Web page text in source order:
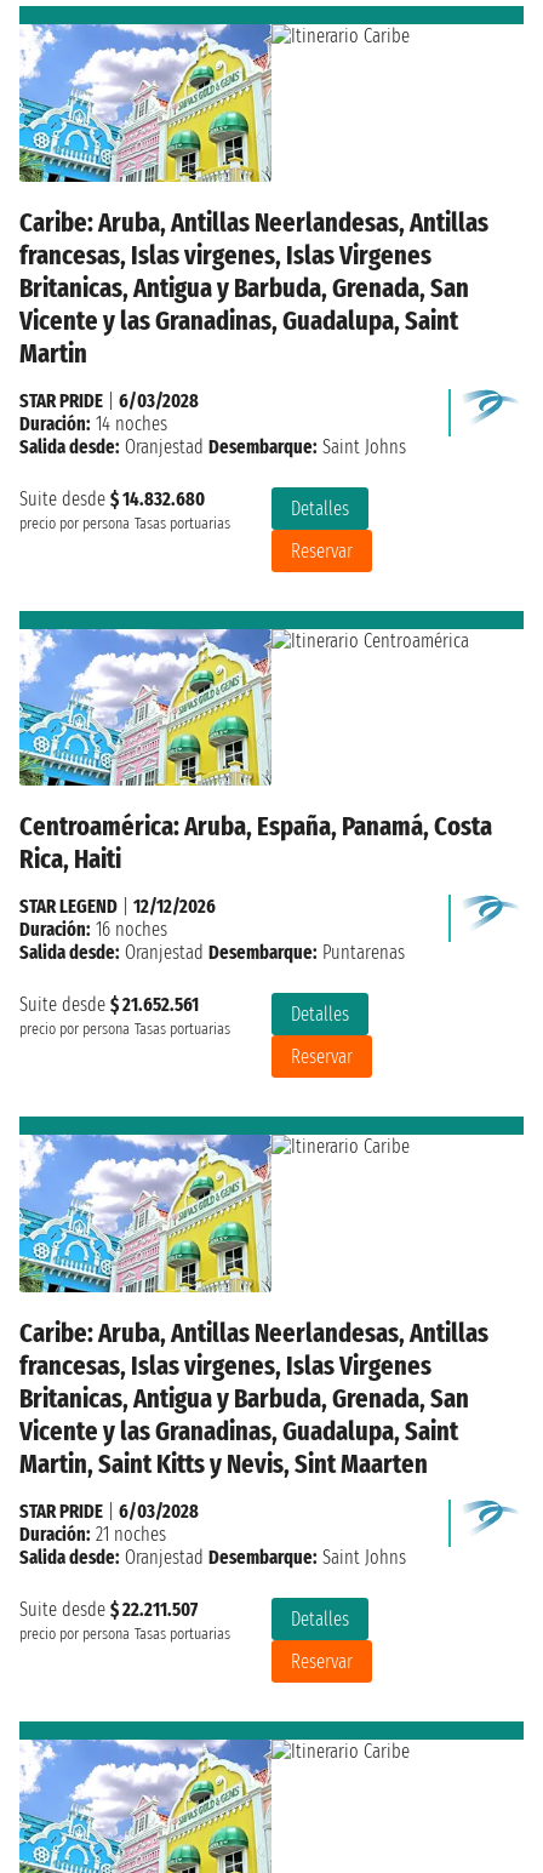
Caribe: Aruba, Antillas Neerlandesas, Antillas
francesas, Islas virgenes, Islas Virgenes
Britanicas, Antigua y Barbuda, Grenada, San
Vicente y las Granadinas, Guadalupa, Saint
Martin
Suite desde $ 14.832.680
precio por persona Tasas portuarias
Detalles
Reservar
STAR PRIDE
6/03/2028
Duración: 14 noches
Salida desde: Oranjestad Desembarque: Saint Johns
Centroamérica: Aruba, España, Panamá, Costa
Rica, Haiti
Suite desde $ 21.652.561
precio por persona Tasas portuarias
Detalles
Reservar
STAR LEGEND
12/12/2026
Duración: 16 noches
Salida desde: Oranjestad Desembarque: Puntarenas
Caribe: Aruba, Antillas Neerlandesas, Antillas
francesas, Islas virgenes, Islas Virgenes
Britanicas, Antigua y Barbuda, Grenada, San
Vicente y las Granadinas, Guadalupa, Saint
Martin, Saint Kitts y Nevis, Sint Maarten
Suite desde $ 22.211.507
precio por persona Tasas portuarias
Detalles
Reservar
STAR PRIDE
6/03/2028
Duración: 21 noches
Salida desde: Oranjestad Desembarque: Saint Johns